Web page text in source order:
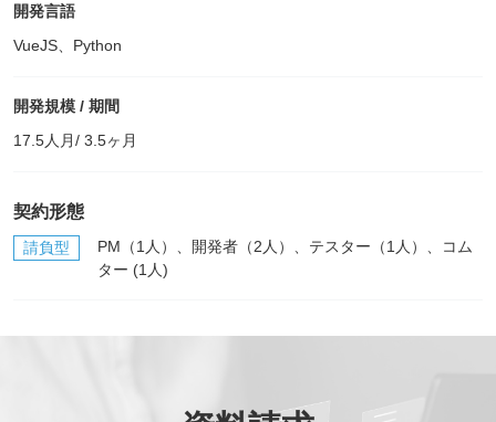
開発言語
VueJS、Python
開発規模 / 期間
17.5人月/ 3.5ヶ月
契約形態
請負型
PM（1人）、開発者（2人）、テスター（1人）、コム
ター (1人)